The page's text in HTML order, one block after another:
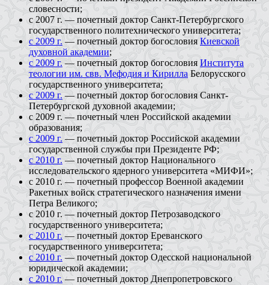
словесности;
с 2007 г. — почетный доктор Санкт-Петербургского
государственного политехнического университета;
с 2009 г. — почетный доктор богословия Киевской
духовной академии;
с 2009 г. — почетный доктор богословия Института
теологии им. свв. Мефодия и Кирилла Белорусского
государственного университета;
с 2009 г. — почетный доктор богословия Санкт-
Петербургской духовной академии;
с 2009 г. — почетный член Российской академии
образования;
с 2009 г. — почетный доктор Российской академии
государственной службы при Президенте РФ;
с 2010 г. — почетный доктор Национального
исследовательского ядерного университета «МИФИ»;
с 2010 г. ― почетный профессор Военной академии
Ракетных войск стратегического назначения имени
Петра Великого;
с 2010 г. ― почетный доктор Петрозаводского
государственного университета;
с 2010 г. — почетный доктор Ереванского
государственного университета;
с 2010 г. — почетный доктор Одесской национальной
юридической академии;
с 2010 г. — почетный доктор Днепропетровского